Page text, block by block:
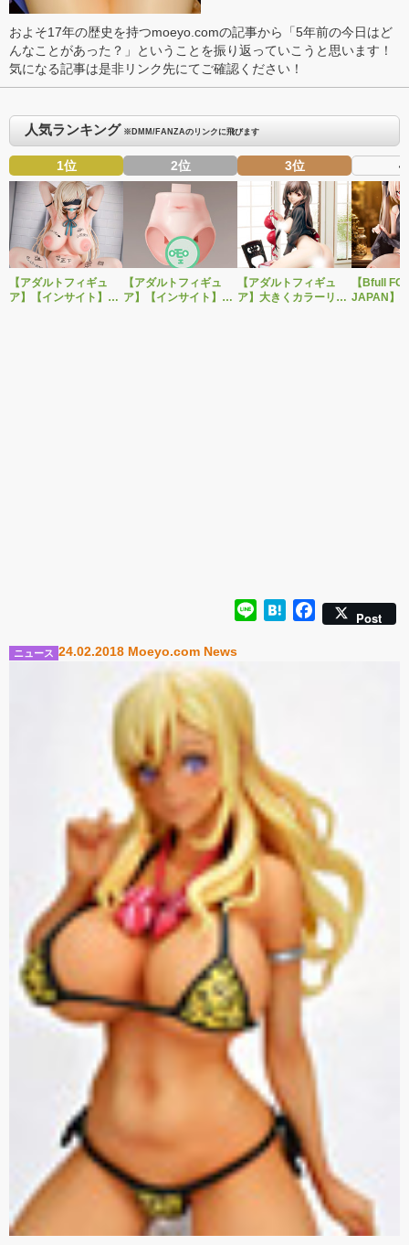
およそ17年の歴史を持つmoeyo.comの記事から「5年前の今日はど
んなことがあった？」ということを振り返っていこうと思います！
気になる記事は是非リンク先にてご確認ください！
人気ランキング ※DMM/FANZAのリンクに飛びます
1位
【アダルトフィギュ
ア】【インサイト】肉
2位
【アダルトフィギュ
ア】【インサイト】ベ
3位
【アダルトフィギュ
ア】大きくカラーリン
4
【Bfull
JAPAN】
Line HatenaFacebook
Post
24.02.2018 Moeyo.com News